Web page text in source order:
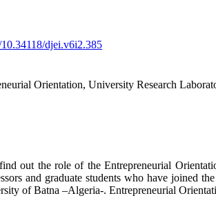
djei.v6i2.385
Orientation, University Research
out the role of the Entrepreneurial
and graduate students who have joined
of Batna –Algeria-. Entrepreneurial